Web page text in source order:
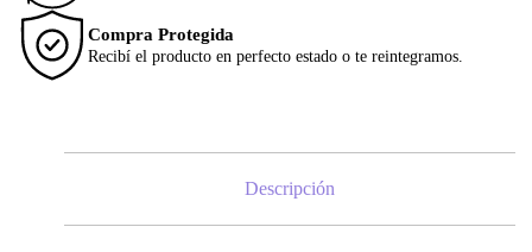
Compra Protegida
Recibí el producto en perfecto estado o te reintegramos.
Descripción